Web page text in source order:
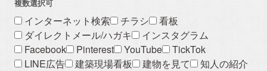
複数選択可
インターネット検索 チラシ
看板
ダイレクトメール/ハガキ
インスタグラム
Facebook
Pinterest YouTube
TickTok
LINE広告
建築現場看板 建物を見て 知人の紹介